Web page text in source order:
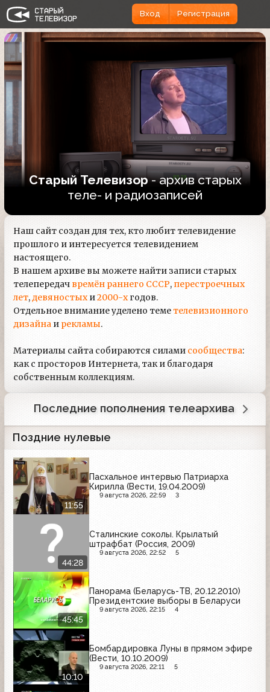
Вход Регистрация
Старый Телевизор- архив старых
теле- и радиозаписей
Наш сайт создан для тех, кто любит телевидение
прошлого и интересуется телевидением
настоящего.
В нашем архиве вы можете найти записи старых
телепередач времён раннего СССР, перестроечных
лет,девяностыхи2000-хгодов.
Отдельное внимание уделено теме телевизионного
дизайна и рекламы.
Материалы сайта собираются силами сообщества:
как с просторов Интернета, так и благодаря
собственным коллекциям.
Последние пополнения телеархива
Поздние нулевые
11:55
Пасхальное интервью Патриарха
Кирилла (Вести, 19.04.2009)
9 августа 2026, 22:59 3
44:28
Сталинские соколы. Крылатый
штрафбат (Россия, 2009)
9 августа 2026, 22:52 5
45:45
Панорама (Беларусь-ТВ, 20.12.2010)
Президентские выборы в Беларуси
9 августа 2026, 22:15 4
10:10
Бомбардировка Луны в прямом эфире
(Вести, 10.10.2009)
9 августа 2026, 22:11 5